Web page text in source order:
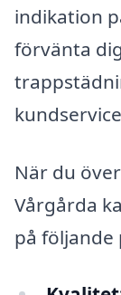
indikation
förvänta
När du
Vårgårda
på följande